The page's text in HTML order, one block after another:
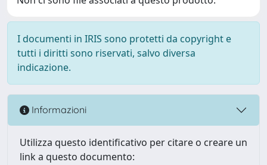
I documenti in IRIS sono protetti da copyright e
tutti i diritti sono riservati, salvo diversa
indicazione.
Informazioni
Utilizza questo identificativo per citare o creare un
link a questo documento: